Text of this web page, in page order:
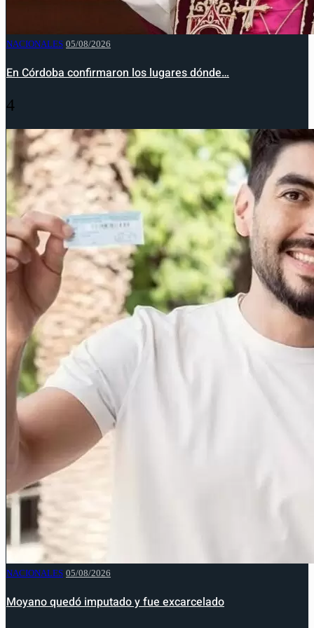
NACIONALES 05/08/2026
En Córdoba confirmaron los lugares dónde…
4
NACIONALES 05/08/2026
Moyano quedó imputado y fue excarcelado